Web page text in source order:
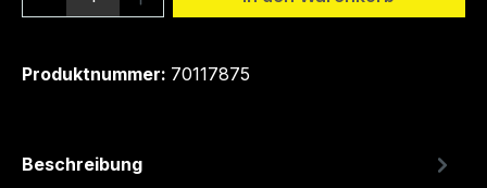
Produktnummer: 70117875
Beschreibung